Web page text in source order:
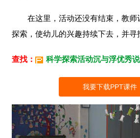
在这里，活动还没有结束，教师
探索，使幼儿的兴趣持续下去，并寻
查找： 科学探索活动沉与浮优秀
我要下载PPT课件